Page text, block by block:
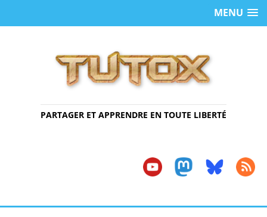
MENU
PARTAGER ET APPRENDRE EN TOUTE LIBERTÉ